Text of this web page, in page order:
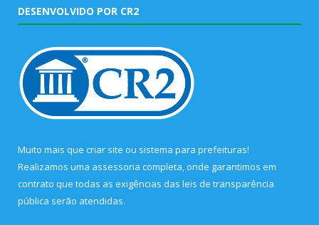
DESENVOLVIDO POR CR2
Muito mais que criar site ou sistema para prefeituras!
Realizamos uma assessoria completa, onde garantimos em
contrato que todas as exigências das leis de transparência
pública serão atendidas.